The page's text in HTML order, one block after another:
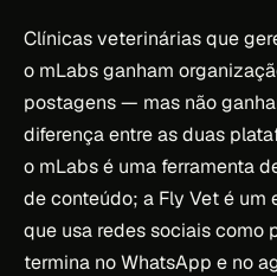
Clínicas veterinárias que
o mLabs ganham
postagens — mas não
diferença entre as duas
o mLabs é uma ferramenta
de conteúdo; a Fly Vet é
que usa redes sociais como
termina no WhatsApp e no